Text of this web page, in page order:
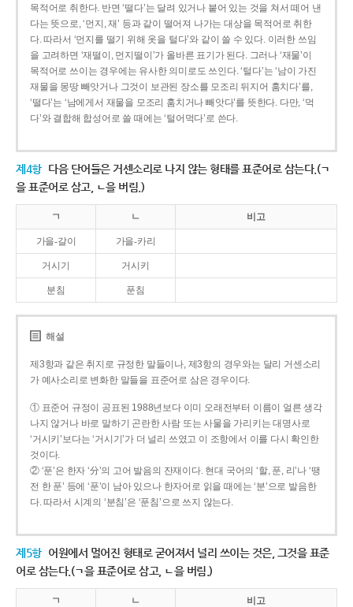
목적어로 취한다. 반면 ‘떨다’는 달려 있거나 붙어 있는 것을 쳐서 떼어 낸
다는 뜻으로, ‘먼지, 재’ 등과 같이 떨어져 나가는 대상을 목적어로 취한
다. 따라서 ‘먼지를 떨기 위해 옷을 털다’와 같이 쓸 수 있다. 이러한 쓰임
을 고려하면 ‘재떨이, 먼지떨이’가 올바른 표기가 된다. 그러나 ‘재물’이
목적어로 쓰이는 경우에는 유사한 의미로도 쓰인다. ‘털다’는 ‘남이 가진
재물을 몽땅 빼앗거나 그것이 보관된 장소를 모조리 뒤지어 훔치다’를,
‘떨다’는 ‘남에게서 재물을 모조리 훔치거나 빼앗다’를 뜻한다. 다만, ‘먹
다’와 결합해 합성어로 쓸 때에는 ‘털어먹다’로 쓴다.
제4항 다음 단어들은 거센소리로 나지 않는 형태를 표준어로 삼는다.(ㄱ
을 표준어로 삼고, ㄴ을 버림.)
ㄱ ㄴ 비고
가을-갈이 가을-카리
거시기 거시키
분침 푼침
해설
제3항과 같은 취지로 규정한 말들이나, 제3항의 경우와는 달리 거센소리
가 예사소리로 변화한 말들을 표준어로 삼은 경우이다.
① 표준어 규정이 공표된 1988년보다 이미 오래전부터 이름이 얼른 생각
나지 않거나 바로 말하기 곤란한 사람 또는 사물을 가리키는 대명사로
‘거시키’보다는 ‘거시기’가 더 널리 쓰였고 이 조항에서 이를 다시 확인한
것이다.
② ‘푼’은 한자 ‘分’의 고어 발음의 잔재이다. 현대 국어의 ‘할, 푼, 리’나 ‘땡
전 한 푼’ 등에 ‘푼’이 남아 있으나 한자어로 읽을 때에는 ‘분’으로 발음한
다. 따라서 시계의 ‘분침’은 ‘푼침’으로 쓰지 않는다.
제5항 어원에서 멀어진 형태로 굳어져서 널리 쓰이는 것은, 그것을 표준
어로 삼는다.(ㄱ을 표준어로 삼고, ㄴ을 버림.)
ㄱ ㄴ 비고